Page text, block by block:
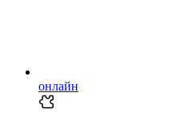
онлайн